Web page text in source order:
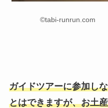
©tabi-runrun.com
ガイドツアーに参加し
とはできますが、お土